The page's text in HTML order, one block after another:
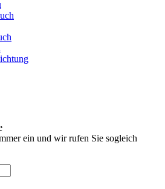
ein und wir rufen Sie sogleich